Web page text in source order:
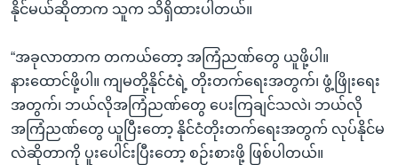
နိုင်မယ်ဆိုတာက သူက သိရှိထားပါတယ်။
“အခုလာတာက တကယ်တော့ အကြံညဏ်တွေ ယူဖို့ပါ။
နားထောင်ဖို့ပါ။ ကျမတို့နိုင်ငံရဲ့ တိုးတက်ရေးအတွက်၊ ဖွံ့ဖြိုးရေး
အတွက်၊ ဘယ်လိုအကြံညဏ်တွေ ပေးကြချင်သလဲ၊ ဘယ်လို
အကြံညဏ်တွေ ယူပြီးတော့ နိုင်ငံတိုးတက်ရေးအတွက် လုပ်နိုင်မ
လဲဆိုတာကို ပူးပေါင်းပြီးတော့ စဉ်းစားဖို့ ဖြစ်ပါတယ်။